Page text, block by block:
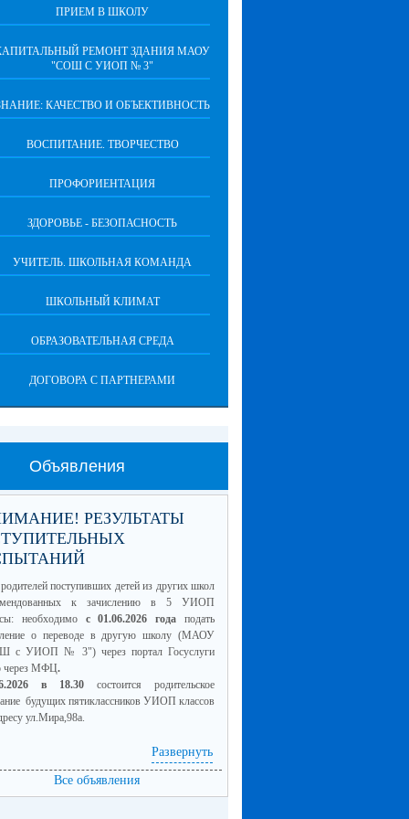
ПРИЕМ В ШКОЛУ
РЕМОНТ ЗДАНИЯ МАОУ
"СОШ С УИОП № 3"
КАЧЕСТВО И ОБЪЕКТИВНОСТЬ
ВОСПИТАНИЕ. ТВОРЧЕСТВО
ПРОФОРИЕНТАЦИЯ
ЗДОРОВЬЕ - БЕЗОПАСНОСТЬ
УЧИТЕЛЬ. ШКОЛЬНАЯ КОМАНДА
ШКОЛЬНЫЙ КЛИМАТ
ОБРАЗОВАТЕЛЬНАЯ СРЕДА
ДОГОВОРА С ПАРТНЕРАМИ
Объявления
РЕЗУЛЬТАТЫ
поступивших детей из других школ
к зачислению в 5 УИОП
необходимо с 01.06.2026 года подать
о переводе в другую школу (МАОУ
с УИОП № 3") через портал Госуслуги
через МФЦ.
в 18.30 состоится родительское
будущих пятиклассников УИОП классов
ул.Мира,98а.
4 класс для сайта.pdf(скачать)
Развернуть
Все объявления